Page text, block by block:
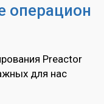
операцион
Preactor
для нас